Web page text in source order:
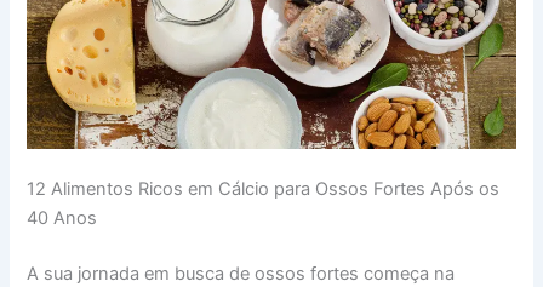
12 Alimentos Ricos em Cálcio para Ossos Fortes Após os
40 Anos
A sua jornada em busca de ossos fortes começa na